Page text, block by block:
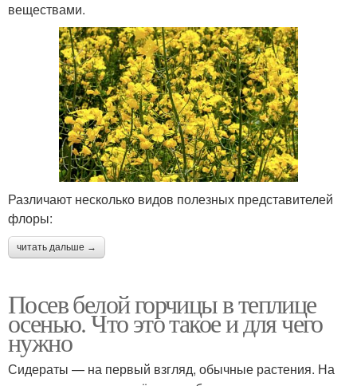
веществами.
Различают несколько видов полезных представителей
флоры:
читать дальше →
Посев белой горчицы в теплице
осенью. Что это такое и для чего
нужно
Сидераты — на первый взгляд, обычные растения. На